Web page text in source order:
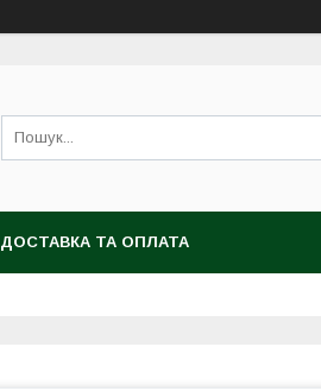
ДОСТАВКА ТА ОПЛАТА